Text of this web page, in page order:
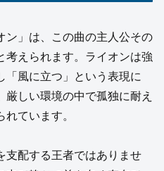
ン」は、この曲の主人公その
考えられます。ライオンは強
「風に立つ」という表現に
しい環境の中で孤独に耐え
ています。
支配する王者ではありませ